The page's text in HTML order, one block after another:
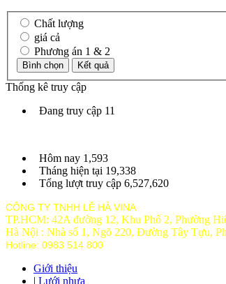
Chất lượng
giá cả
Phương án 1 & 2
Thống kê truy cập
Đang truy cập 11
Hôm nay 1,593
Tháng hiện tại 19,338
Tổng lượt truy cập 6,527,620
CÔNG TY TNHH LÊ HÀ VINA
TP.HCM: 42A đường 12, Khu Phố 2, Phường
Hà Nội : Nhà số 1, Ngõ 220, Đường Tây Tựu,
Hotline: 0983 514 800
Giới thiệu
| Lưới nhựa